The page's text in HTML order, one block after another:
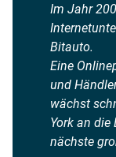
Im Jahr
Bitauto.
Eine
und
wächst
York an die
nächste